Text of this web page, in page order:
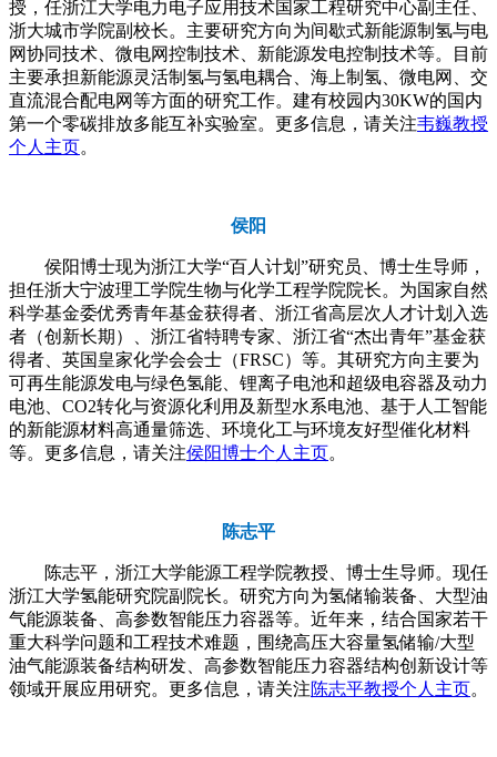
授，任浙江大学电力电子应用技术国家工程研究中心副主任、
浙大城市学院副校长。主要研究方向为间歇式新能源制氢与电
网协同技术、微电网控制技术、新能源发电控制技术等。目前
主要承担新能源灵活制氢与氢电耦合、海上制氢、微电网、交
直流混合配电网等方面的研究工作。建有校园内30KW的国内
第一个零碳排放多能互补实验室。更多信息，请关注韦巍教授
个人主页。
侯阳
侯阳博士现为浙江大学“百人计划”研究员、博士生导师，
担任浙大宁波理工学院生物与化学工程学院院长。为国家自然
科学基金委优秀青年基金获得者、浙江省高层次人才计划入选
者（创新长期）、浙江省特聘专家、浙江省“杰出青年”基金获
得者、英国皇家化学会会士（FRSC）等。其研究方向主要为
可再生能源发电与绿色氢能、锂离子电池和超级电容器及动力
电池、CO2转化与资源化利用及新型水系电池、基于人工智能
的新能源材料高通量筛选、环境化工与环境友好型催化材料
等。更多信息，请关注侯阳博士个人主页。
陈志平
陈志平，浙江大学能源工程学院教授、博士生导师。现任
浙江大学氢能研究院副院长。研究方向为氢储输装备、大型油
气能源装备、高参数智能压力容器等。近年来，结合国家若干
重大科学问题和工程技术难题，围绕高压大容量氢储输/大型
油气能源装备结构研发、高参数智能压力容器结构创新设计等
领域开展应用研究。更多信息，请关注陈志平教授个人主页。